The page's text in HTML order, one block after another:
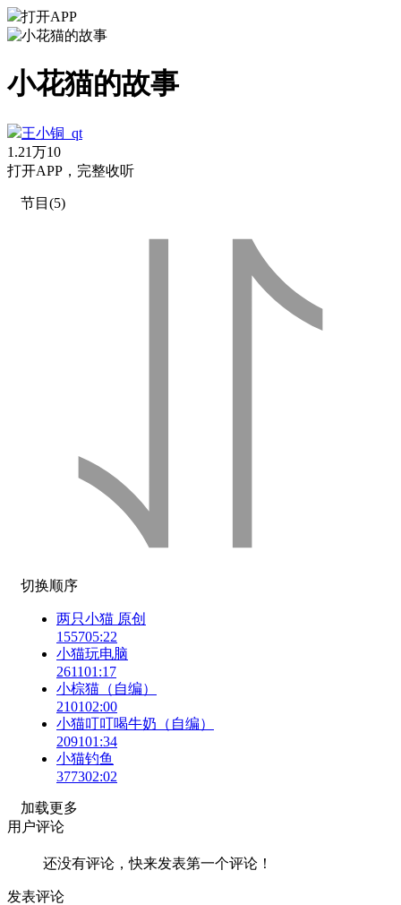
打开APP
小花猫的故事
王小铜_qt
1.21万10
打开APP，完整收听
节目(5)
切换顺序
两只小猫 原创
155705:22
小猫玩电脑
261101:17
小棕猫（自编）
210102:00
小猫叮叮喝牛奶（自编）
209101:34
小猫钓鱼
377302:02
加载更多
用户评论
还没有评论，快来发表第一个评论！
发表评论